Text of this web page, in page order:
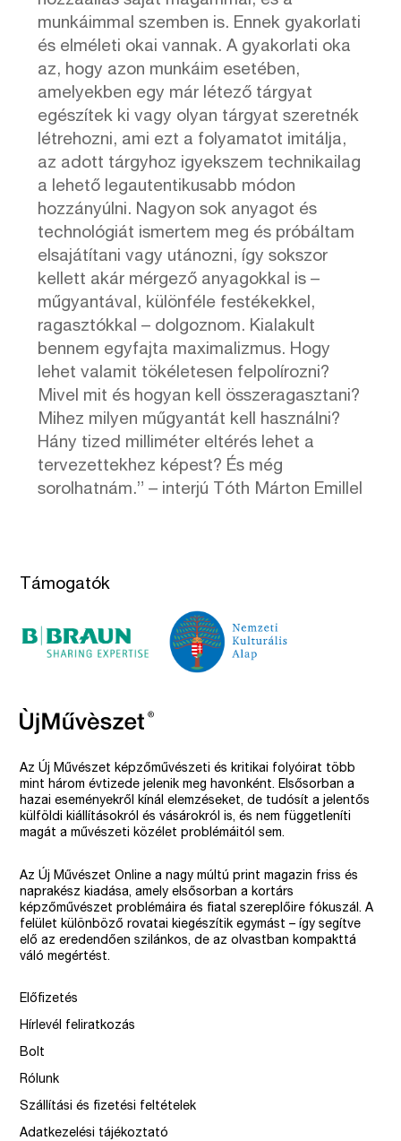
munkáimmal szemben is. Ennek gyakorlati
és elméleti okai vannak. A gyakorlati oka
az, hogy azon munkáim esetében,
amelyekben egy már létező tárgyat
egészítek ki vagy olyan tárgyat szeretnék
létrehozni, ami ezt a folyamatot imitálja,
az adott tárgyhoz igyekszem technikailag
a lehető legautentikusabb módon
hozzányúlni. Nagyon sok anyagot és
technológiát ismertem meg és próbáltam
elsajátítani vagy utánozni, így sokszor
kellett akár mérgező anyagokkal is –
műgyantával, különféle festékekkel,
ragasztókkal – dolgoznom. Kialakult
bennem egyfajta maximalizmus. Hogy
lehet valamit tökéletesen felpolírozni?
Mivel mit és hogyan kell összeragasztani?
Mihez milyen műgyantát kell használni?
Hány tized milliméter eltérés lehet a
tervezettekhez képest? És még
sorolhatnám.” – interjú Tóth Márton Emillel
Támogatók
Az Új Művészet képzőművészeti és kritikai folyóirat több
mint három évtizede jelenik meg havonként. Elsősorban a
hazai eseményekről kínál elemzéseket, de tudósít a jelentős
külföldi kiállításokról és vásárokról is, és nem függetleníti
magát a művészeti közélet problémáitól sem.
Az Új Művészet Online a nagy múltú print magazin friss és
naprakész kiadása, amely elsősorban a kortárs
képzőművészet problémáira és fiatal szereplőire fókuszál. A
felület különböző rovatai kiegészítik egymást – így segítve
elő az eredendően szilánkos, de az olvastban kompakttá
váló megértést.
Előfizetés
Hírlevél feliratkozás
Bolt
Rólunk
Szállítási és fizetési feltételek
Adatkezelési tájékoztató